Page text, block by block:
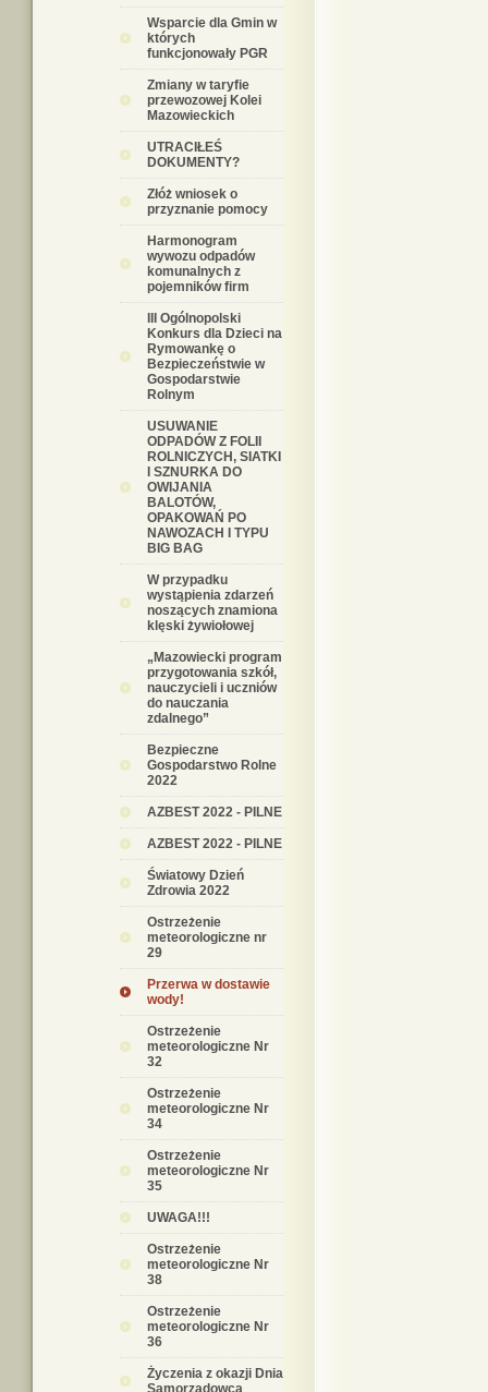
Wsparcie dla Gmin w
których
funkcjonowały PGR
Zmiany w taryfie
przewozowej Kolei
Mazowieckich
UTRACIŁEŚ
DOKUMENTY?
Złóż wniosek o
przyznanie pomocy
Harmonogram
wywozu odpadów
komunalnych z
pojemników firm
III Ogólnopolski
Konkurs dla Dzieci na
Rymowankę o
Bezpieczeństwie w
Gospodarstwie
Rolnym
USUWANIE
ODPADÓW Z FOLII
ROLNICZYCH, SIATKI
I SZNURKA DO
OWIJANIA
BALOTÓW,
OPAKOWAŃ PO
NAWOZACH I TYPU
BIG BAG
W przypadku
wystąpienia zdarzeń
noszących znamiona
klęski żywiołowej
„Mazowiecki program
przygotowania szkół,
nauczycieli i uczniów
do nauczania
zdalnego”
Bezpieczne
Gospodarstwo Rolne
2022
AZBEST 2022 - PILNE
AZBEST 2022 - PILNE
Światowy Dzień
Zdrowia 2022
Ostrzeżenie
meteorologiczne nr
29
Przerwa w dostawie
wody!
Ostrzeżenie
meteorologiczne Nr
32
Ostrzeżenie
meteorologiczne Nr
34
Ostrzeżenie
meteorologiczne Nr
35
UWAGA!!!
Ostrzeżenie
meteorologiczne Nr
38
Ostrzeżenie
meteorologiczne Nr
36
Życzenia z okazji Dnia
Samorządowca